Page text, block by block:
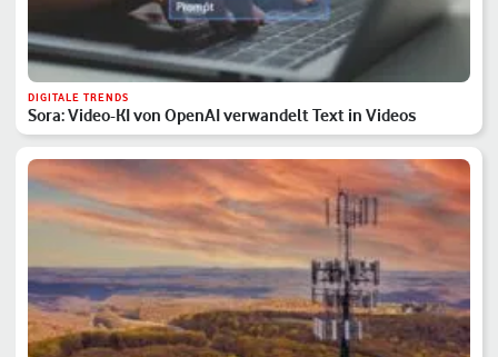
DIGITALE TRENDS
Sora: Video-KI von OpenAI verwandelt Text in Videos